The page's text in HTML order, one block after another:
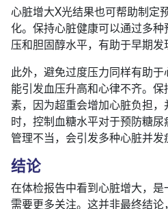
心脏增大X光结果也可帮助制定
化。保持心脏健康可以通过多
压和胆固醇水平，有助于早期发
此外，避免过度压力同样有助
能引发血压升高和心律不齐。
素，因为超重会增加心脏负担
时，控制血糖水平对于预防糖
管理不当，会引发多种心脏并发
结论
在体检报告中看到心脏增大，
需要更多关注。这并非最终结